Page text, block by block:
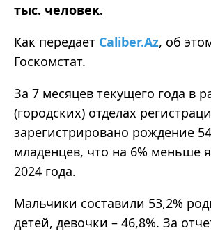
тыс. человек.
Как передает Caliber.Az, об
Госкомстат.
За 7 месяцев текущего года в
(городских) отделах
зарегистрировано рождение
младенцев, что на 6% меньше
2024 года.
Мальчики составили 53,2%
детей, девочки – 46,8%. За